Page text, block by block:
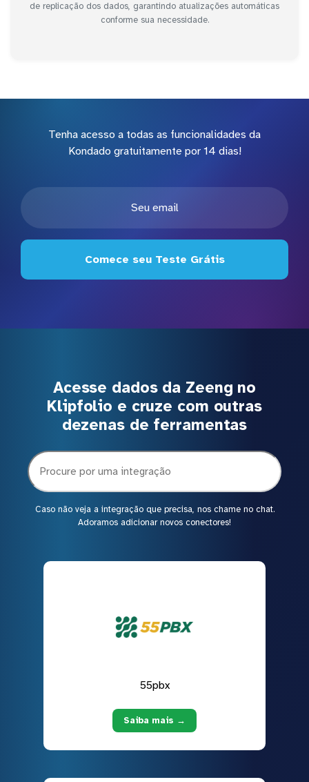
de replicação dos dados, garantindo atualizações automáticas
conforme sua necessidade.
Tenha acesso a todas as funcionalidades da
Kondado gratuitamente por 14 dias!
Comece seu Teste Grátis
Acesse dados da Zeeng no
Klipfolio e cruze com outras
dezenas de ferramentas
Caso não veja a integração que precisa, nos chame no chat.
Adoramos adicionar novos conectores!
55pbx
Saiba mais →